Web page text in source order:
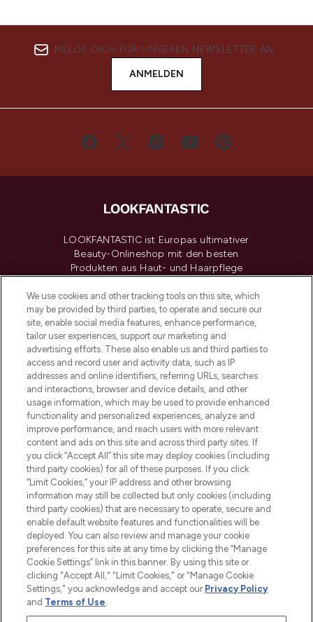
MELDE DICH FÜR UNSEREN NEWSLETTER AN
ANMELDEN
LOOKFANTASTIC ist Europas ultimativer
Beauty-Onlineshop mit den besten
Produkten aus Haut- und Haarpflege
renommierten Marken. Shoppe online
oder über die App mit kostenloser
Lieferung ab einem Einkaufswert von 30€.
Cookie-Einwilligung
Do Not Sell or Share My Personal
Information
HILFE & INFORMATION
IMPRESSUM
ÜBER LOOKFANTASTIC
COVID-19
Pay Securely With
We use cookies and other tracking tools on this site, which
may be provided by third parties, to operate and secure our
site, enable social media features, enhance performance,
tailor user experiences, support our marketing and
advertising efforts. These also enable us and third parties to
access and record user and activity data, such as IP
addresses and online identifiers, referring URLs, searches
and interactions, browser and device details, and other
usage information, which may be used to provide enhanced
functionality and personalized experiences, analyze and
improve performance, and reach users with more relevant
content and ads on this site and across third party sites. If
you click “Accept All” this site may deploy cookies (including
third party cookies) for all of these purposes. If you click
“Limit Cookies,” your IP address and other browsing
information may still be collected but only cookies (including
third party cookies) that are necessary to operate, secure and
enable default website features and functionalities will be
deployed. You can also review and manage your cookie
preferences for this site at any time by clicking the “Manage
Cookie Settings” link in this banner. By using this site or
clicking "Accept All," "Limit Cookies," or "Manage Cookie
Settings," you acknowledge and accept our Privacy Policy
and Terms of Use.